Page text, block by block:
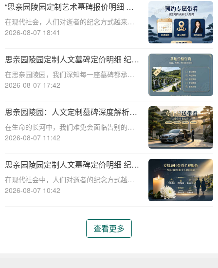
“思亲园陵园定制艺术墓碑报价明细 活
动减免设计雕刻费用详解”
在现代社会，人们对逝者的纪念方式越来越
注重个性化与艺术性。思亲园陵园作为一家
碑服务，以满足客户对逝者的特殊纪念需
求。本文将详细介绍思亲园陵园定制艺术墓
碑的报价明细
2026-08-07 18:41
思亲园陵园定制人文墓碑定价明细 纪念
空间免费开放使用详解
在思亲园陵园，我们深知每一座墓碑都承载
着对逝者的深深怀念和对生者的美好祝愿。
者的永恒纪念，更是生者情感的寄托。本文
将详细介绍思亲园陵园定制人文墓碑的定价
明细以及纪
2026-08-07 17:42
思亲园陵园：人文定制墓碑深度解析
——定价明细、追思仪式配套、专属优
惠及价值服务详解
在生命的长河中，我们难免会面临告别的时
刻。当挚爱的亲人离去，留下的是无尽的思
业的陵园服务机构，始终以温暖和关怀为核
心，为家属提供周到、人性化的服务。本文
将为您详细
2026-08-07 11:42
思亲园陵园定制人文墓碑定价明细 纪念
空间免费开放使用详解
在现代社会中，人们对逝者的纪念方式越来
越注重人文关怀和个性化需求。思亲园陵园
本文将详细介绍思亲园陵园定制人文墓碑的
2026-08-07 10:42
查看更多